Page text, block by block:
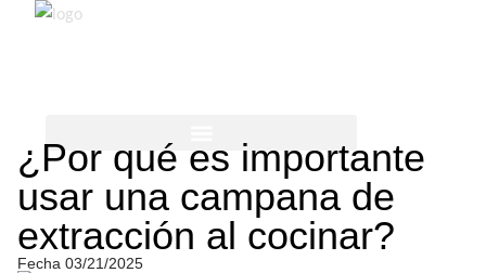
¿Por qué es importante
usar una campana de
extracción al cocinar?
Fecha 03/21/2025